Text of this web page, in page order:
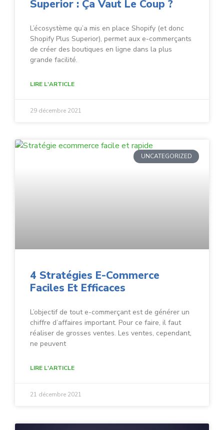
Superior : Ça Vaut Le Coup ?
L’écosystème qu’a mis en place Shopify (et donc
Shopify Plus Superior), permet aux e-commerçants
de créer des boutiques en ligne dans la plus
grande facilité.
LIRE L'ARTICLE
29 décembre 2021
UNCATEGORIZED
4 Stratégies E-Commerce
Faciles Et Efficaces
L’objectif de tout e-commerçant est de générer un
chiffre d’affaires important. Pour ce faire, il faut
réaliser de grosses ventes. Les ventes, cependant,
ne peuvent
LIRE L'ARTICLE
21 décembre 2021